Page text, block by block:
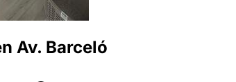
Av. Barceló